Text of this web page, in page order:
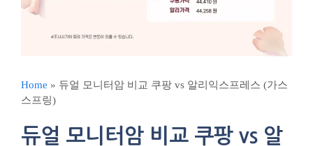
Home » 듀얼 모니터암 비교 쿠팡 vs 알리익스프레스 (가스
스프링)
듀얼 모니터암 비교 쿠팡 vs 알